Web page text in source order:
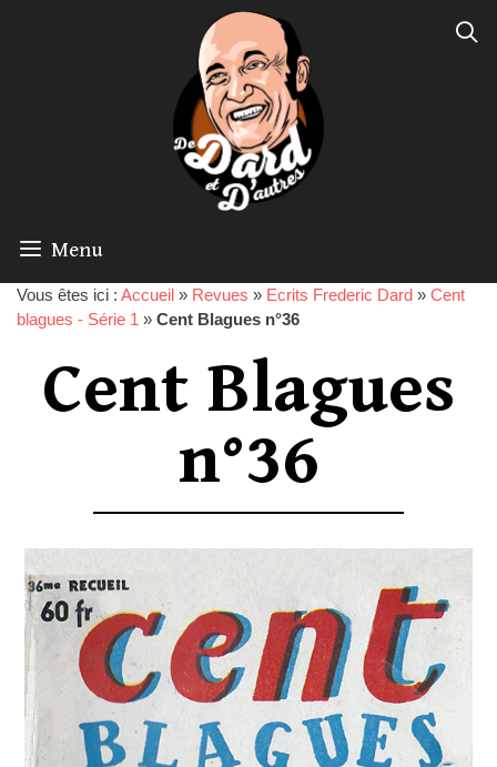
Menu
Vous êtes ici : Accueil » Revues » Ecrits Frederic Dard » Cent
blagues - Série 1 » Cent Blagues n°36
Cent Blagues
n°36